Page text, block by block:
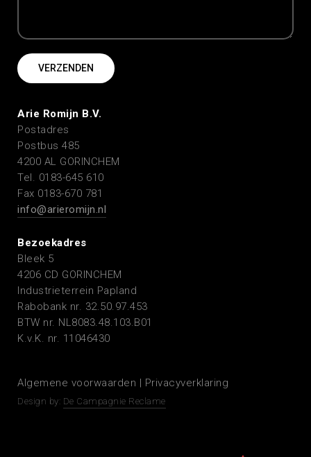
Arie Romijn B.V.
Postadres
Postbus 485
4200 AL GORINCHEM
Tel. 0183-645 610
Fax 0183-670 781
info@arieromijn.nl
Bezoekadres
Bleek 5
4206 CD GORINCHEM
Industrieterrein Papland
Rabobank nr. 32.50.97.453
BTW nr. NL8083.48.103.B01
K.v.K. nr. 11046430
Algemene voorwaarden | Privacyverklaring
Design by: De Campagnie Reclame